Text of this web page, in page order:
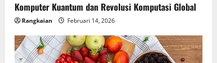
Komputer Kuantum dan Revolusi Komputasi Global
Rangkaian Februari 14, 2026